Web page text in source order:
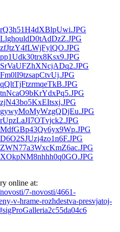
online at:
7-novosti/4661-
v-hrame-rozhdestva-presvjatoj-